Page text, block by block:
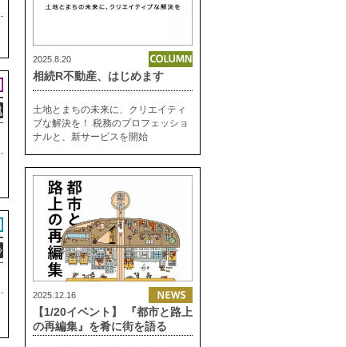
2025.8.20
相続R不動産、はじめます
土地とまちの未来に、クリエイティ
ブな解決を！ 税務のプロフェッショ
ナルと、新サービスを開始
2025.12.16
【1/20イベント】 『都市と路上
の再編集』を肴に街を語る